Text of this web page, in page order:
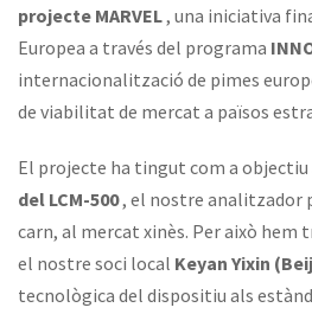
projecte MARVEL, una iniciativa
Europea a través del programa
internacionalització de pimes
de viabilitat de mercat a països
El projecte ha tingut com a objectiu
del LCM-500, el nostre analitzador
carn, al mercat xinès. Per això
el nostre soci local Keyan Yixin
tecnològica del dispositiu als